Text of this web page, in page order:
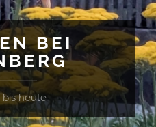
BEI
bis heute